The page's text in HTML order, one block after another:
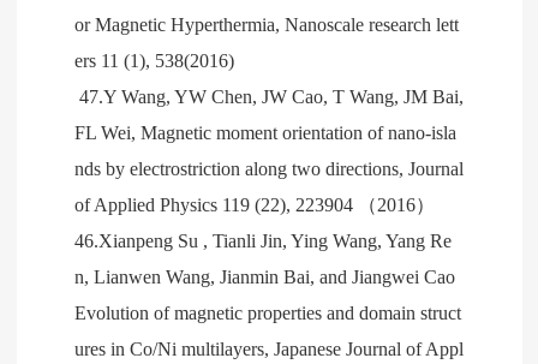
or Magnetic Hyperthermia, Nanoscale research lett
ers 11 (1), 538(2016)
47.Y Wang, YW Chen, JW Cao, T Wang, JM Bai,
FL Wei, Magnetic moment orientation of nano-isla
nds by electrostriction along two directions, Journal
of Applied Physics 119 (22), 223904 （2016）
46.Xianpeng Su , Tianli Jin, Ying Wang, Yang Re
n, Lianwen Wang, Jianmin Bai, and Jiangwei Cao
Evolution of magnetic properties and domain struct
ures in Co/Ni multilayers, Japanese Journal of Appl